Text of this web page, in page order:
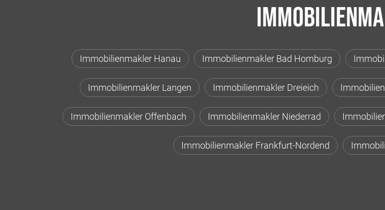
Immobilienmakler Hanau Immobilienmakler Bad Homburg
Immobilienmakler Langen Immobilienmakler Dreieich
Immobilienmakler Offenbach Immobilienmakler Niederrad
Immobilienmakler Frankfurt-Nordend